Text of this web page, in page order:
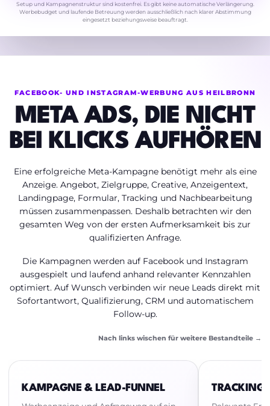
Setup und Kampagnenstruktur sind kostenfrei. Es gibt keine automatische Verlängerung.
Werbebudget und laufende Betreuung werden ausschließlich nach klarer Abstimmung
eingesetzt beziehungsweise beauftragt.
FACEBOOK- UND INSTAGRAM-WERBUNG AUS HEILBRONN
META ADS, DIE NICHT
BEI KLICKS AUFHÖREN
Eine erfolgreiche Meta-Kampagne benötigt mehr als eine
Anzeige. Angebot, Zielgruppe, Creative, Anzeigentext,
Landingpage, Formular, Tracking und Nachbearbeitung
müssen zusammenpassen. Deshalb betrachten wir den
gesamten Weg von der ersten Aufmerksamkeit bis zur
qualifizierten Anfrage.
Die Kampagnen werden auf Facebook und Instagram
ausgespielt und laufend anhand relevanter Kennzahlen
optimiert. Auf Wunsch verbinden wir neue Leads direkt mit
Sofortantwort, Qualifizierung, CRM und automatischem
Follow-up.
Nach links wischen für weitere Bestandteile →
KAMPAGNE & LEAD-FUNNEL TRACKING